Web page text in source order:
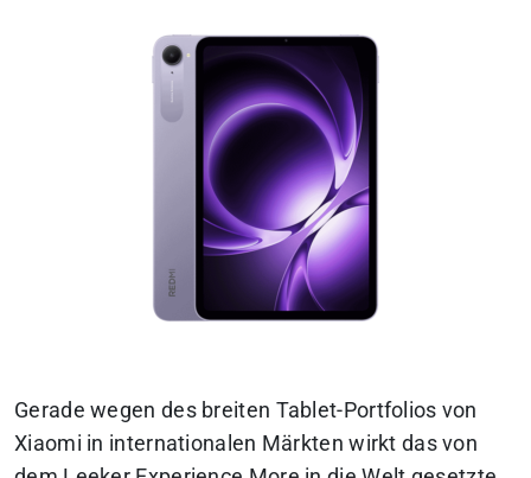
Gerade wegen des breiten Tablet-Portfolios von
Xiaomi in internationalen Märkten wirkt das von